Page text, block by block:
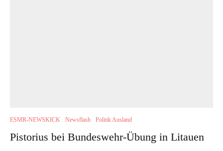
ESMR-NEWSKICK Newsflash Politik Ausland
Pistorius bei Bundeswehr-Übung in Litauen